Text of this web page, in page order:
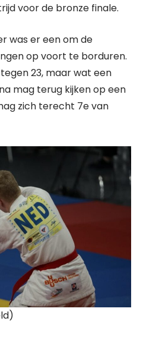
voor de bronze finale.
was er een om de
op voort te borduren.
23, maar wat een
mag terug kijken op een
zich terecht 7e van